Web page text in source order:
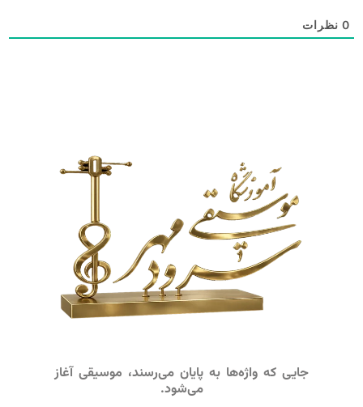
0 نظرات
جایی که واژه‌ها به پایان می‌رسند، موسیقی آغاز
می‌شود.